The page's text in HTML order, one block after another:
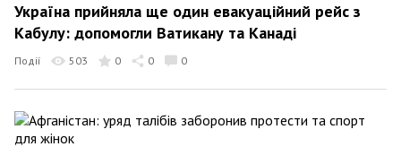
Україна прийняла ще один евакуаційний рейс з
Кабулу: допомогли Ватикану та Канаді
Події 503 0 0 0